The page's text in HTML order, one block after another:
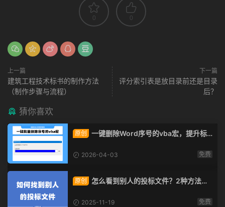
0 0
上一篇
建筑工程技术标书的制作方法
（制作步骤与流程）
下一篇
评分索引表是放目录前还是目录
后？
猜你喜欢
原创
一键删除Word序号的vba宏，提升标
2026-04-03 免费
原创
怎么看到别人的投标文件？2种方法教
2025-11-19 免费